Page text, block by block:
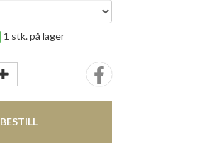
1 stk. på lager
BESTILL